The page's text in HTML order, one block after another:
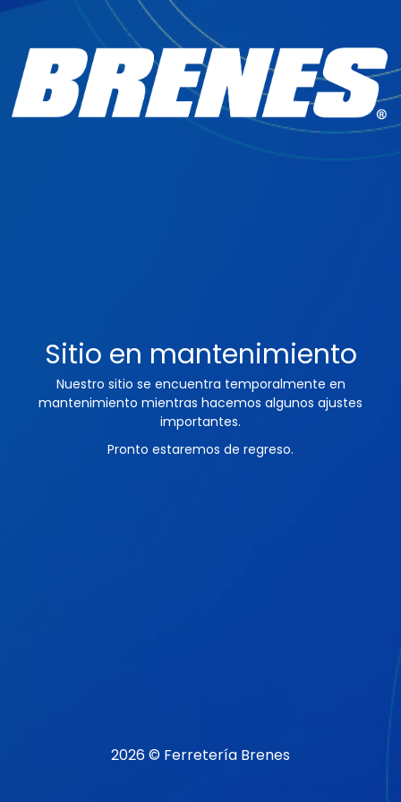
Sitio en mantenimiento
Nuestro sitio se encuentra temporalmente en
mantenimiento mientras hacemos algunos ajustes
importantes.
Pronto estaremos de regreso.
2026 © Ferretería Brenes